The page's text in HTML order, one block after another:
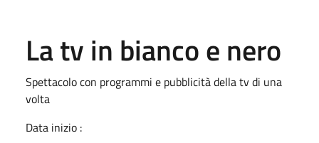
La tv in bianco e nero
Spettacolo con programmi e pubblicità della tv di una
volta
Data inizio :